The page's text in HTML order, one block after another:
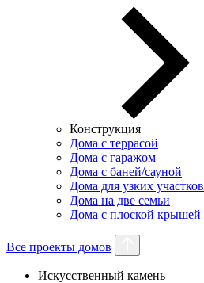
Конструкция
Дома с террасой
Дома с гаражом
Дома с баней/сауной
Дома для узких участков
Дома на две семьи
Дома с плоской крышей
Все проекты домов
Искусственный камень